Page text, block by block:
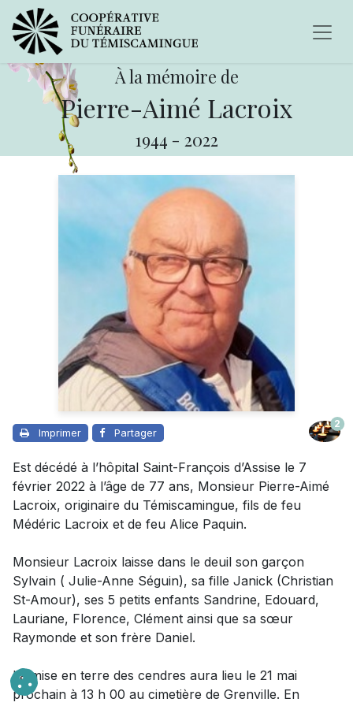
À la mémoire de
Pierre-Aimé Lacroix
1944 - 2022
Imprimer Partager
2
Est décédé à l’hôpital Saint-François d’Assise le 7
février 2022 à l’âge de 77 ans, Monsieur Pierre-Aimé
Lacroix, originaire du Témiscamingue, fils de feu
Médéric Lacroix et de feu Alice Paquin.
Monsieur Lacroix laisse dans le deuil son garçon
Sylvain ( Julie-Anne Séguin), sa fille Janick (Christian
St-Amour), ses 5 petits enfants Sandrine, Edouard,
Lauriane, Florence, Clément ainsi que sa sœur
Raymonde et son frère Daniel.
La mise en terre des cendres aura lieu le 21 mai
prochain à 13 h 00 au cimetière de Grenville. En